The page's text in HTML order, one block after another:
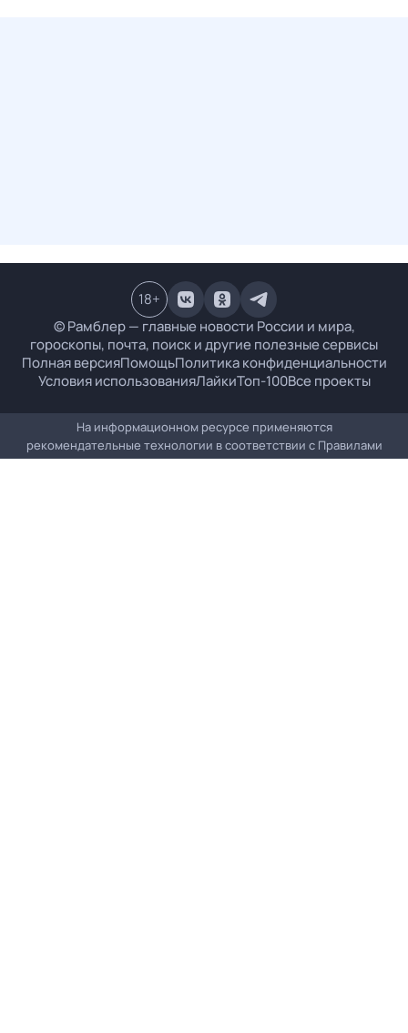
© Рамблер — главные новости России и мира,
гороскопы, почта, поиск и другие полезные сервисы
Полная версияПомощьПолитика конфиденциальности
Условия использованияЛайкиТоп-100Все проекты
18+
На информационном ресурсе применяются
рекомендательные технологии в соответствии с Правилами